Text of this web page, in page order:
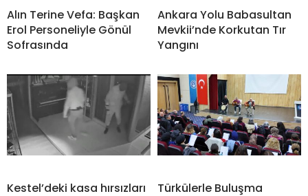
Alın Terine Vefa: Başkan
Erol Personeliyle Gönül
Sofrasında
Ankara Yolu Babasultan
Mevkii’nde Korkutan Tır
Yangını
Kestel’deki kasa hırsızları
Türkülerle Buluşma